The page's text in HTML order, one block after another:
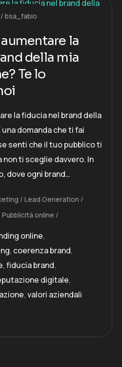
bsa_fabio
la
della mia
Te lo
la fiducia nel brand della
domanda che ti fai
senti che il tuo pubblico ti
ti sceglie davvero. In
dove ogni brand…
Lead Generation
Pubblicità online
online,
, coerenza brand,
,fiducia brand,
digitale,
,valori aziendali